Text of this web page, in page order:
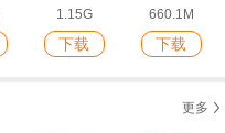
1.15G
下载
660.1M
下载
更多